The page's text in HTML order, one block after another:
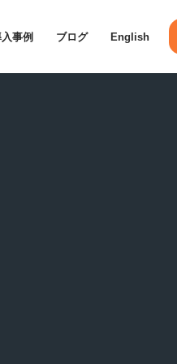
事例 ブログ English